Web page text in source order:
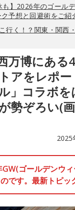
も】2026年のゴール
予想と回避術をご紹
行く！？関東・関西
万博にある
アをレポー
」コラボ
勢ぞろい(
2025
ゴールデンウ
です。最新トピッ